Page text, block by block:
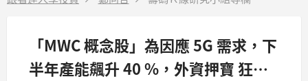
「MWC 概念股」為因應 5G 需求，下
半年產能飆升 40 %，外資押寶 狂買